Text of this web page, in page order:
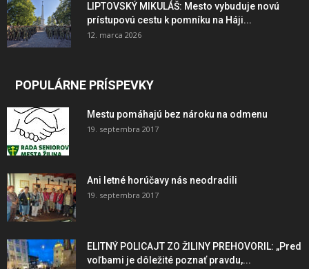
LIPTOVSKÝ MIKULÁŠ: Mesto vybuduje novú
prístupovú cestu k pomníku na Háji...
12. marca 2026
POPULÁRNE PRÍSPEVKY
Mestu pomáhajú bez nároku na odmenu
19. septembra 2017
Ani letné horúčavy nás neodradili
19. septembra 2017
ELITNÝ POLICAJT ZO ŽILINY PREHOVORIL: „Pred
voľbami je dôležité poznať pravdu,...